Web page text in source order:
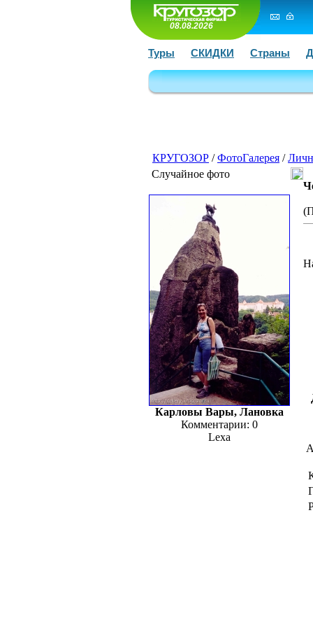
08.08.2026
Туры СКИДКИ Страны
КРУГОЗОР /ФотоГалерея /
Случайное фото
Карловы Вары, Лановка
Комментарии: 0
Lexa